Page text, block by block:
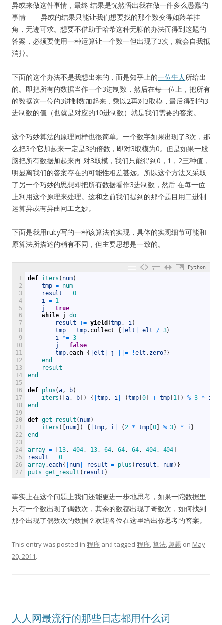
异或来做这件事情，最终 结果是恍然悟出我在做一件多么愚蠢的
事情——异或的结果只能让我们想要找的那个数变得如羚羊挂
角，无迹可求。想要不借助于哈希这种无聊的办法而得到这题的
答案，必须要使用一种运算让一个数一但出现了3次，就会自我抵
消掉。
下面的这个办法不是我想出来的，而是知乎上的一位牛人所给出
的。即把所有的数据当作一个3进制数，然后在每一位上，把所有
的数据这一位的3进制数加起来，乘以2再对3取模，最后得到的3
进制数的值（也就是对应的10进制数）就是我们需要的答案。
这个巧妙算法的原理同样也很简单。一个数字如果出现了3次，那
么把3个它加起来一定是3的倍数，即对3取模为0。但是如果一股
脑把所有数据加起来再 对3取模，我们只能得到0，1，2三种值，
明显离我们的答案存在的可能性相差甚远。所以这个方法又采取
了另一个巧妙的思想即把所有数据看作3进制数，然后 在每一位
上利用这个原理来处理。这和之前我们提到的那个题目用二进制
运算异或有异曲同工之妙。
下面是我用ruby写的一种该算法的实现，具体的实现细节可能和
原算法所描述的稍有不同，但主要思想是一致的。
Python
1
2
3
4
5
6
7
8
9
10
11
12
13
14
15
16
17
18
19
20
21
22
23
24
25
26
27
def iters ( num)
tmp = num
result = 0
i = 1
j
= true
while j
do
result += yield (tmp, i)
tmp = tmp. collect { elt elt / 3}
i *= 3
j
= false
tmp.each { elt j = !elt . zero? }
end
result
end
def plus (a, b)
iters ( a, b ) { tmp, i (tmp 0 + tmp 1 ) % 3 * i
end
def get_result ( num)
iters ( num ) { tmp, i (2 * tmp 0 % 3) * i}
end
array = 13, 404, 13, 64, 64, 64, 404, 404
result = 0
array.each{ num result = plus ( result , num) }
puts get_result ( result )
事实上在这个问题上我们还能更进一步地思考，如果一陀数据里
只有一个数出现了偶数次，其余的数都出现了奇数次，如何找到
那个出现了偶数次的数据？欢迎各位在这里给出你思考的答案。
This entry was posted in 程序 and tagged 程序,算法, 趣题 on May
20, 2011.
人人网最流行的那些日志都用什么词